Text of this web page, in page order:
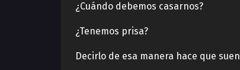
¿Cuándo debemos casarnos?
¿Tenemos prisa?
Decirlo de esa manera hace que